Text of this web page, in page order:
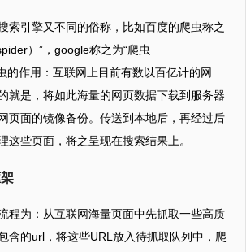
索引擎又不同的俗称，比如百度的爬虫称之
）”，google称之为“爬虫
的作用：互联网上目前有数以百亿计的网
就是，将如此海量的网页数据下载到服务器
页面的镜像备份。传送到本地后，再经过后
这些页面，将之呈现在搜索结果上。
程为：从互联网海量页面中先抓取一些高质
含的url，将这些URL放入待抓取队列中，爬